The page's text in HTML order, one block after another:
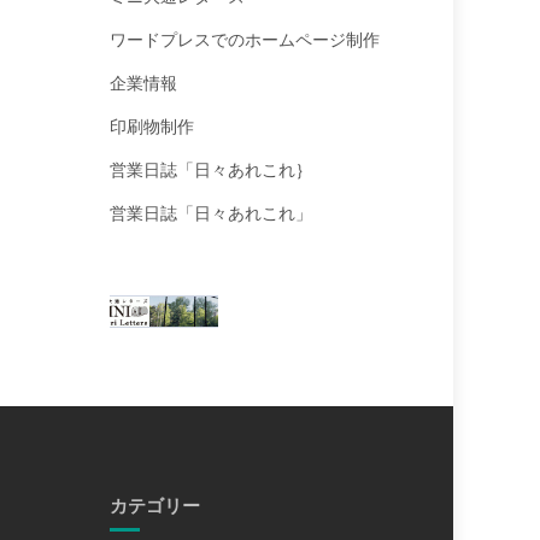
ワードプレスでのホームページ制作
企業情報
印刷物制作
営業日誌「日々あれこれ｝
営業日誌「日々あれこれ」
カテゴリー